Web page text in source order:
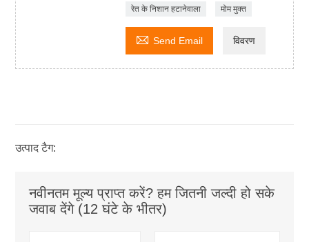
रेत के निशान हटानेवाला मोम मुक्त
 Send Email विवरण
उत्पाद टैग:
नवीनतम मूल्य प्राप्त करें? हम जितनी जल्दी हो सके
जवाब देंगे (12 घंटे के भीतर)